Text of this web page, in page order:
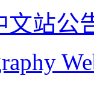
文站公